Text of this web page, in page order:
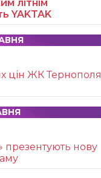
літнім
YAKTAK
цін ЖК Тернополя
презентують нову